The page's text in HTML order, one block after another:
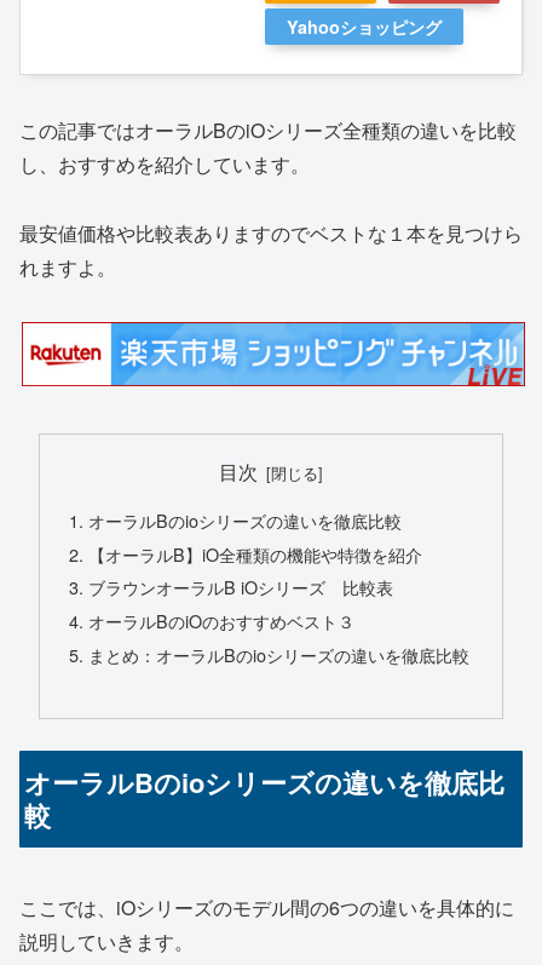
Yahooショッピング
この記事ではオーラルBのiOシリーズ全種類の違いを比較
し、おすすめを紹介しています。
最安値価格や比較表ありますのでベストな１本を見つけら
れますよ。
目次
オーラルBのioシリーズの違いを徹底比較
【オーラルB】iO全種類の機能や特徴を紹介
ブラウンオーラルB iOシリーズ 比較表
オーラルBのiOのおすすめベスト３
まとめ：オーラルBのioシリーズの違いを徹底比較
オーラルBのioシリーズの違いを徹底比
較
ここでは、iOシリーズのモデル間の6つの違いを具体的に
説明していきます。